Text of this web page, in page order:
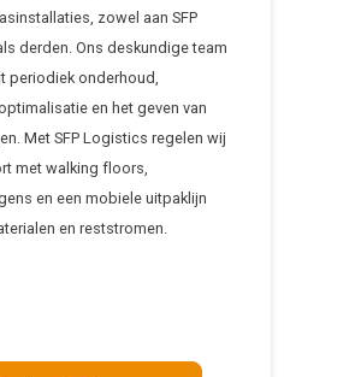
zowel aan SFP
derden. Ons deskundige team
periodiek onderhoud,
en het geven van
Met SFP Logistics regelen wij
met walking floors,
en een mobiele uitpaklijn
en reststromen.